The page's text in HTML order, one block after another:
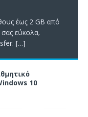
έως 2 GB από
εύκολα,
[…]
10